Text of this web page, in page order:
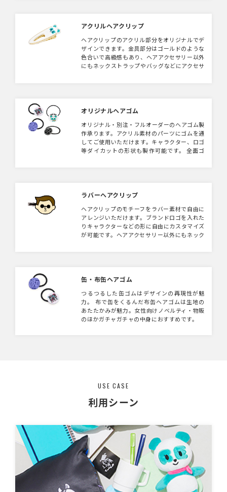
アクリルヘアクリップ
ヘアクリップのアクリル部分をオリジナルでデ
ザインできます。金具部分はゴールドのような
色合いで高級感もあり、ヘアアクセサリー以外
にもネックストラップやバッグなどにアクセサ
オリジナルヘアゴム
オリジナル・別注・フルオーダーのヘアゴム製
作承ります。アクリル素材のパーツにゴムを通
してご使用いただけます。キャラクター、ロゴ
等ダイカットの形状も製作可能です。 全面ゴ
ラバーヘアクリップ
ヘアクリップのモチーフをラバー素材で自由に
アレンジいただけます。ブランドロゴを入れた
りキャラクターなどの形に自由にカスタマイズ
が可能です。ヘアアクセサリー以外にもネック
缶・布缶ヘアゴム
つるつるした缶ゴムはデザインの再現性が魅
力。 布で缶をくるんだ布缶ヘアゴムは生地の
あたたかみが魅力。女性向けノベルティ・物販
のほかガチャガチャの中身におすすめです。
USE CASE
利用シーン